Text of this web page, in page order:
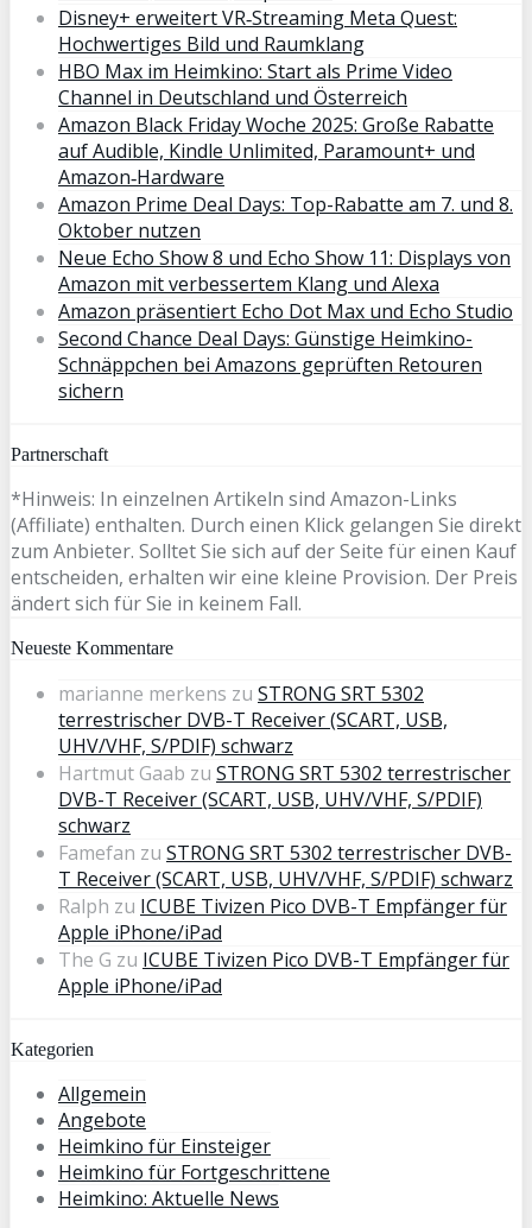
Disney+ erweitert VR‑Streaming Meta Quest:
Hochwertiges Bild und Raumklang
HBO Max im Heimkino: Start als Prime Video
Channel in Deutschland und Österreich
Amazon Black Friday Woche 2025: Große Rabatte
auf Audible, Kindle Unlimited, Paramount+ und
Amazon‑Hardware
Amazon Prime Deal Days: Top-Rabatte am 7. und 8.
Oktober nutzen
Neue Echo Show 8 und Echo Show 11: Displays von
Amazon mit verbessertem Klang und Alexa
Amazon präsentiert Echo Dot Max und Echo Studio
Second Chance Deal Days: Günstige Heimkino-
Schnäppchen bei Amazons geprüften Retouren
sichern
Partnerschaft
*Hinweis: In einzelnen Artikeln sind Amazon-Links
(Affiliate) enthalten. Durch einen Klick gelangen Sie direkt
zum Anbieter. Solltet Sie sich auf der Seite für einen Kauf
entscheiden, erhalten wir eine kleine Provision. Der Preis
ändert sich für Sie in keinem Fall.
Neueste Kommentare
marianne merkens zu STRONG SRT 5302
terrestrischer DVB-T Receiver (SCART, USB,
UHV/VHF, S/PDIF) schwarz
Hartmut Gaab zu STRONG SRT 5302 terrestrischer
DVB-T Receiver (SCART, USB, UHV/VHF, S/PDIF)
schwarz
Famefan zu STRONG SRT 5302 terrestrischer DVB-
T Receiver (SCART, USB, UHV/VHF, S/PDIF) schwarz
Ralph zu ICUBE Tivizen Pico DVB-T Empfänger für
Apple iPhone/iPad
The G zu ICUBE Tivizen Pico DVB-T Empfänger für
Apple iPhone/iPad
Kategorien
Allgemein
Angebote
Heimkino für Einsteiger
Heimkino für Fortgeschrittene
Heimkino: Aktuelle News